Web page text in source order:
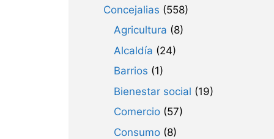
Concejalias (558)
Agricultura (8)
Alcaldía (24)
Barrios (1)
Bienestar social (19)
Comercio (57)
Consumo (8)